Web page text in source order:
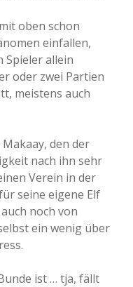
oben schon
einfallen,
Spieler allein
oder zwei Partien
meistens auch
den der
nach ihn sehr
Verein in der
seine eigene Elf
noch von
ein wenig über
ist … tja, fällt